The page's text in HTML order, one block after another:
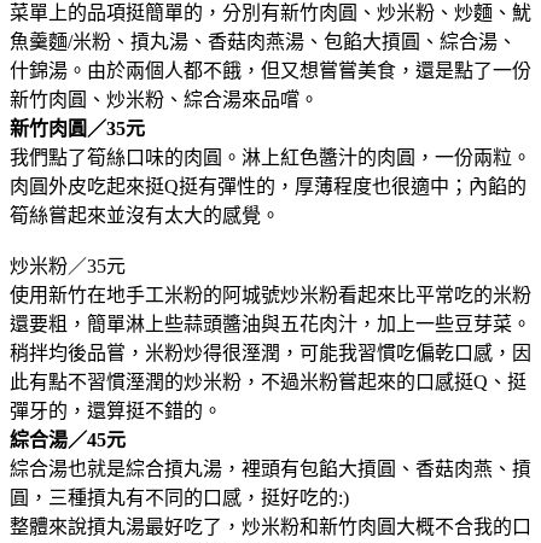
菜單上的品項挺簡單的，分別有新竹肉圓、炒米粉、炒麵、魷
魚羹麵/米粉、摃丸湯、香菇肉燕湯、包餡大摃圓、綜合湯、
什錦湯。由於兩個人都不餓，但又想嘗嘗美食，還是點了一份
新竹肉圓、炒米粉、綜合湯來品嚐。
新竹肉圓／35元
我們點了筍絲口味的肉圓。淋上紅色醬汁的肉圓，一份兩粒。
肉圓外皮吃起來挺Q挺有彈性的，厚薄程度也很適中；內餡的
筍絲嘗起來並沒有太大的感覺。
炒米粉／35元
使用新竹在地手工米粉的阿城號炒米粉看起來比平常吃的米粉
還要粗，簡單淋上些蒜頭醬油與五花肉汁，加上一些豆芽菜。
稍拌均後品嘗，米粉炒得很溼潤，可能我習慣吃偏乾口感，因
此有點不習慣溼潤的炒米粉，不過米粉嘗起來的口感挺Q、挺
彈牙的，還算挺不錯的。
綜合湯／45元
綜合湯也就是綜合摃丸湯，裡頭有包餡大摃圓、香菇肉燕、摃
圓，三種摃丸有不同的口感，挺好吃的:)
整體來說摃丸湯最好吃了，炒米粉和新竹肉圓大概不合我的口